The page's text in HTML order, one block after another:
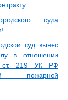
суда
суд вынес
в отношении
ст. 219 УК РФ
пожарной